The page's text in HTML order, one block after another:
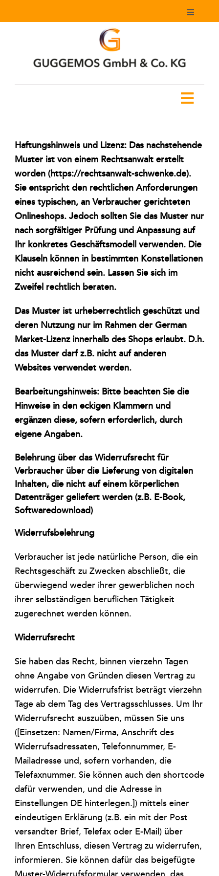
Inhalt
Toggle
Mein Konto
Warenkorb
Produkte
Downloads
Youtube Kanal
Kontakt
Warenkorb
Haftungshinweis und Lizenz: Das nachstehende
Muster ist von einem Rechtsanwalt erstellt
worden (https://rechtsanwalt-schwenke.de).
Sie entspricht den rechtlichen Anforderungen
eines typischen, an Verbraucher gerichteten
Onlineshops. Jedoch sollten Sie das Muster nur
nach sorgfältiger Prüfung und Anpassung auf
Ihr konkretes Geschäftsmodell verwenden. Die
Klauseln können in bestimmten Konstellationen
nicht ausreichend sein. Lassen Sie sich im
Zweifel rechtlich beraten.
Das Muster ist urheberrechtlich geschützt und
deren Nutzung nur im Rahmen der German
Market-Lizenz innerhalb des Shops erlaubt. D.h.
das Muster darf z.B. nicht auf anderen
Websites verwendet werden.
Bearbeitungshinweis: Bitte beachten Sie die
Hinweise in den eckigen Klammern und
ergänzen diese, sofern erforderlich, durch
eigene Angaben.
Belehrung über das Widerrufsrecht für
Verbraucher über die Lieferung von digitalen
Inhalten, die nicht auf einem körperlichen
Datenträger geliefert werden (z.B. E-Book,
Softwaredownload)
Widerrufsbelehrung
Verbraucher ist jede natürliche Person, die ein
Rechtsgeschäft zu Zwecken abschließt, die
überwiegend weder ihrer gewerblichen noch
ihrer selbständigen beruflichen Tätigkeit
zugerechnet werden können.
Widerrufsrecht
Sie haben das Recht, binnen vierzehn Tagen
ohne Angabe von Gründen diesen Vertrag zu
widerrufen. Die Widerrufsfrist beträgt vierzehn
Tage ab dem Tag des Vertragsschlusses. Um Ihr
Widerrufsrecht auszuüben, müssen Sie uns
([Einsetzen: Namen/Firma, Anschrift des
Widerrufsadressaten, Telefonnummer, E-
Mailadresse und, sofern vorhanden, die
Telefaxnummer. Sie können auch den shortcode
dafür verwenden, und die Adresse in
Einstellungen DE hinterlegen.]) mittels einer
eindeutigen Erklärung (z.B. ein mit der Post
versandter Brief, Telefax oder E-Mail) über
Ihren Entschluss, diesen Vertrag zu widerrufen,
informieren. Sie können dafür das beigefügte